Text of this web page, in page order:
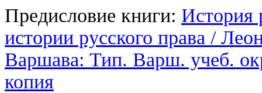
Предисловие книги: История
истории русского права /
Варшава: Тип. Варш. учеб.
копия